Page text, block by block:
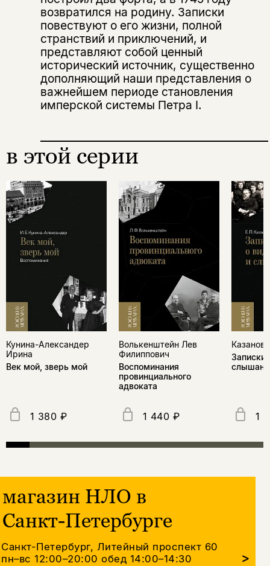
возвратился на родину. Записки
повествуют о его жизни, полной
странствий и приключений, и
представляют собой ценный
исторический источник, существенно
дополняющий наши представления о
важнейшем периоде становления
имперской системы Петра I.
в этой серии
Кунина-Александер
Ирина
Век мой, зверь мой
1 380 ₽
Волькенштейн Лев
Филиппович
Воспоминания
провинциального
адвоката
1 440 ₽
Записки
1
магазин НЛО в
Санкт-Петербурге
Санкт-Петербург, Литейный проспект 60
пн–вс 12:00–20:00обед 14:00–14:30 >